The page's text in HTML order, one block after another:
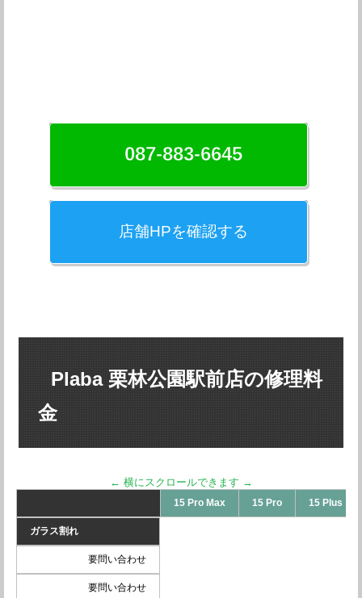
087-883-6645
店舗HPを確認する
Plaba 栗林公園駅前店の修理料
金
15 Pro Max 15 Pro 15 Plus
ガラス割れ
要問い合わせ
要問い合わせ